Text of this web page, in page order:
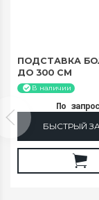
ПОДСТАВКА
ДО 300 СМ
В наличии
По
БЫСТРЫЙ